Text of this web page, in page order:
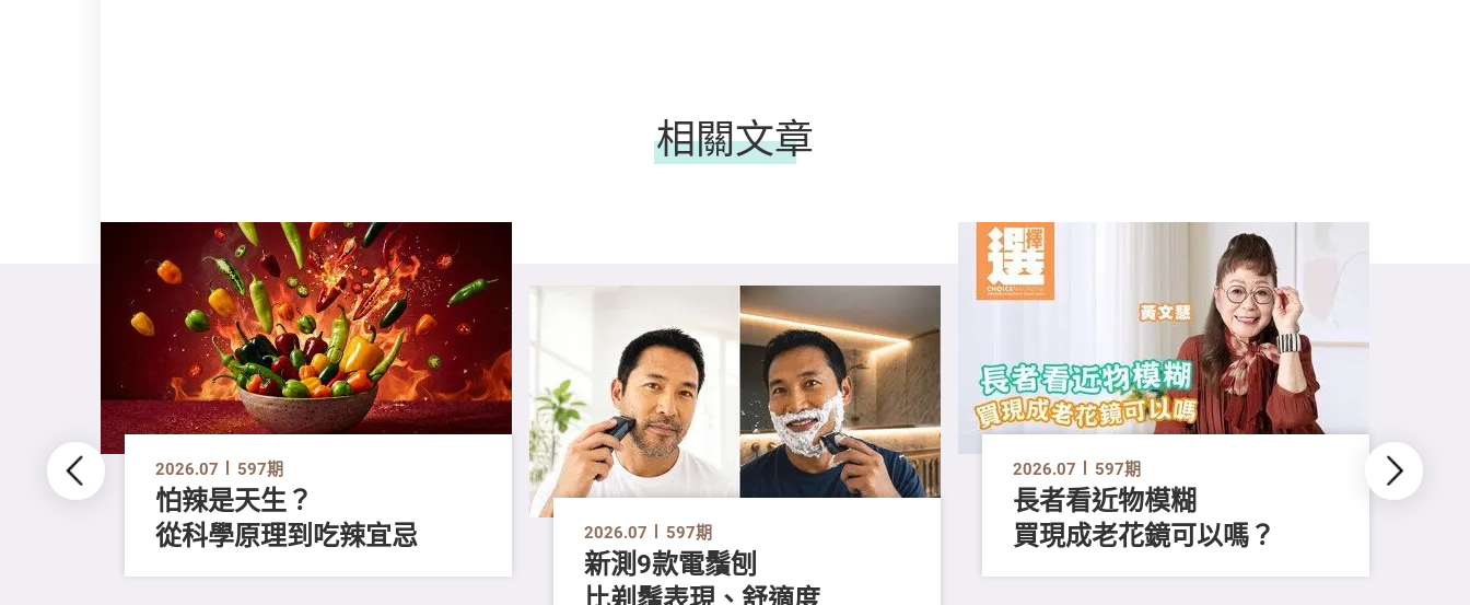
相關文章
2026.07 597期
怕辣是天生？
從科學原理到吃辣宜忌
2026.07 597期
新測9款電鬚刨
2026.07 597期
長者看近物模糊
買現成老花鏡可以嗎？